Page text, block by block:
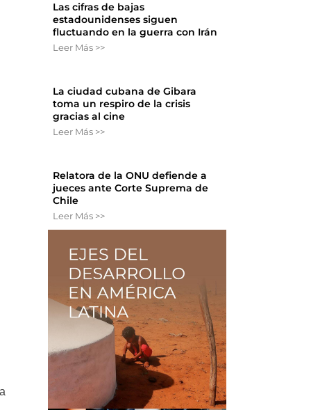
Las cifras de bajas
estadounidenses siguen
fluctuando en la guerra con Irán
Leer Más >>
La ciudad cubana de Gibara
toma un respiro de la crisis
gracias al cine
Leer Más >>
Relatora de la ONU defiende a
jueces ante Corte Suprema de
Chile
Leer Más >>